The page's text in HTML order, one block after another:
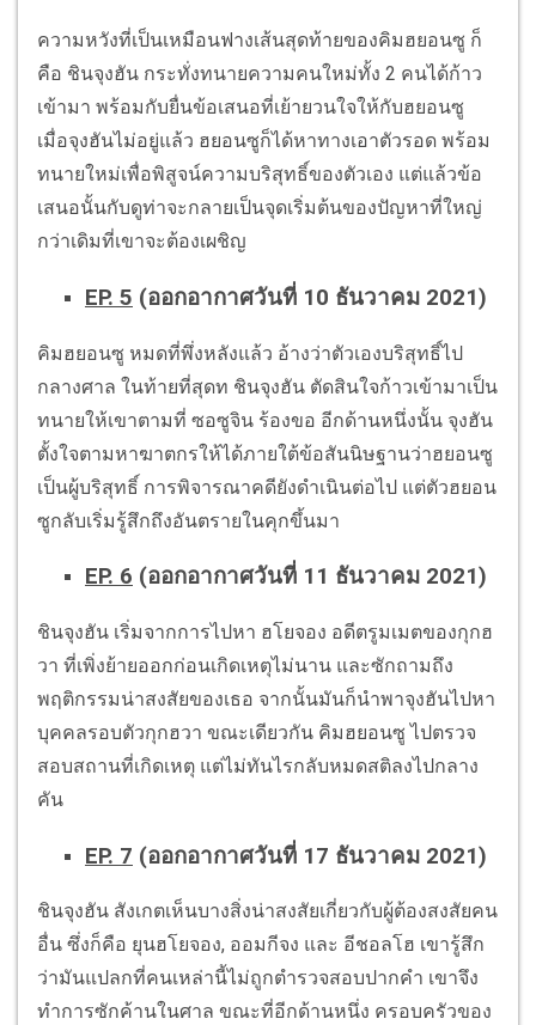
ความหวังที่เป็นเหมือนฟางเส้นสุดท้ายของคิมฮยอนซู ก็
คือ ชินจุงฮัน กระทั่งทนายความคนใหม่ทั้ง 2 คนได้ก้าว
เข้ามา พร้อมกับยื่นข้อเสนอที่เย้ายวนใจให้กับฮยอนซู
เมื่อจุงฮันไม่อยู่แล้ว ฮยอนซูก็ได้หาทางเอาตัวรอด พร้อม
ทนายใหม่เพื่อพิสูจน์ความบริสุทธิ์ของตัวเอง แต่แล้วข้อ
เสนอนั้นกับดูท่าจะกลายเป็นจุดเริ่มต้นของปัญหาที่ใหญ่
กว่าเดิมที่เขาจะต้องเผชิญ
EP. 5 (ออกอากาศวันที่ 10 ธันวาคม 2021)
คิมฮยอนซู หมดที่พึ่งหลังแล้ว อ้างว่าตัวเองบริสุทธิ์ไป
กลางศาล ในท้ายที่สุดท ชินจุงฮัน ตัดสินใจก้าวเข้ามาเป็น
ทนายให้เขาตามที่ ซอซูจิน ร้องขอ อีกด้านหนึ่งนั้น จุงฮัน
ตั้งใจตามหาฆาตกรให้ได้ภายใต้ข้อสันนิษฐานว่าฮยอนซู
เป็นผู้บริสุทธิ์ การพิจารณาคดียังดำเนินต่อไป แต่ตัวฮยอน
ซูกลับเริ่มรู้สึกถึงอันตรายในคุกขึ้นมา
EP. 6 (ออกอากาศวันที่ 11 ธันวาคม 2021)
ชินจุงฮัน เริ่มจากการไปหา ฮโยจอง อดีตรูมเมตของกุกฮ
วา ที่เพิ่งย้ายออกก่อนเกิดเหตุไม่นาน และซักถามถึง
พฤติกรรมน่าสงสัยของเธอ จากนั้นมันก็นำพาจุงฮันไปหา
บุคคลรอบตัวกุกฮวา ขณะเดียวกัน คิมฮยอนซู ไปตรวจ
สอบสถานที่เกิดเหตุ แต่ไม่ทันไรกลับหมดสติลงไปกลาง
คัน
EP. 7 (ออกอากาศวันที่ 17 ธันวาคม 2021)
ชินจุงฮัน สังเกตเห็นบางสิ่งน่าสงสัยเกี่ยวกับผู้ต้องสงสัยคน
อื่น ซึ่งก็คือ ยุนฮโยจอง, ออมกีจง และ อีชอลโฮ เขารู้สึก
ว่ามันแปลกที่คนเหล่านี้ไม่ถูกตำรวจสอบปากคำ เขาจึง
ทำการซักค้านในศาล ขณะที่อีกด้านหนึ่ง ครอบครัวของ